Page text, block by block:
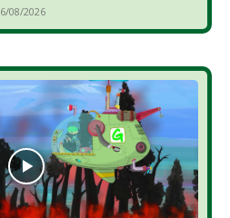
08/2026